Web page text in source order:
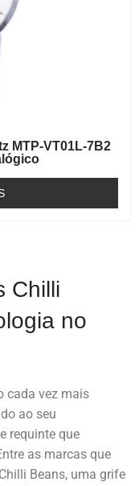
MTP-VT01L-7B2
Chilli
no
cada vez mais
ao seu
requinte que
as marcas que
Beans, uma grife